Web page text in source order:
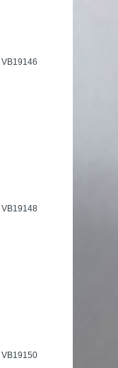
VB19146
VB19148
VB19150